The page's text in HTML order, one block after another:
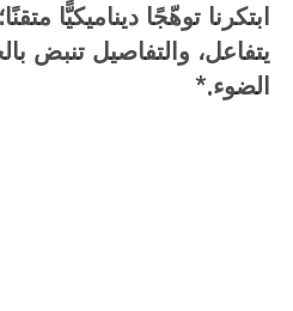
النصوص والرموز واضحة